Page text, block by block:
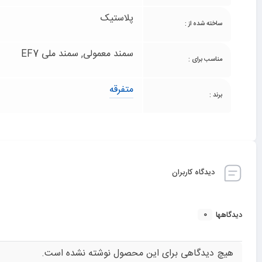
ساخته شده از : پلاستیک
مناسب برای : سمند معمولی, سمند ملی EF7
برند : متفرقه
دیدگاه کاربران
دیدگاهها 0
هیچ دیدگاهی برای این محصول نوشته نشده است.